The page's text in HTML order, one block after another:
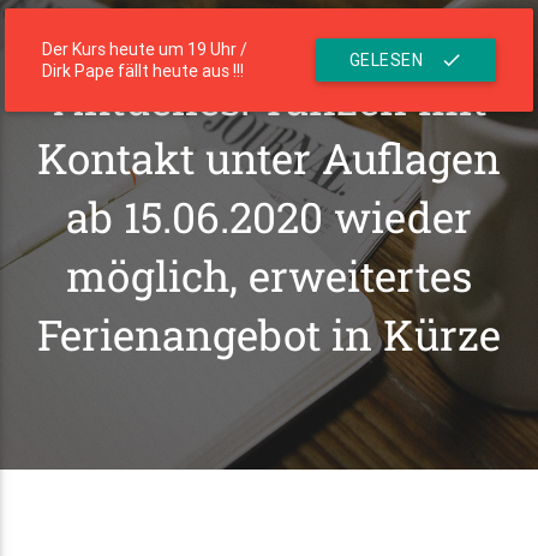
Der Kurs heute um 19 Uhr /
Dirk Pape fällt heute aus !!!
GELESEN check
Die Residenz
menu
Aktuelles: Tanzen mit
Kontakt unter Auflagen
ab 15.06.2020 wieder
möglich, erweitertes
Ferienangebot in Kürze